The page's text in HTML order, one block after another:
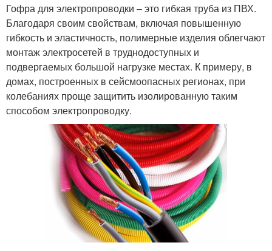
Гофра для электропроводки – это гибкая труба из ПВХ.
Благодаря своим свойствам, включая повышенную
гибкость и эластичность, полимерные изделия облегчают
монтаж электросетей в труднодоступных и
подвергаемых большой нагрузке местах. К примеру, в
домах, построенных в сейсмоопасных регионах, при
колебаниях проще защитить изолированную таким
способом электропроводку.